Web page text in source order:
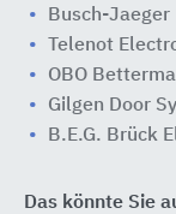
Busch-Jaeger
Telenot
OBO
Gilgen Door
B.E.G. Brück
Das könnte Sie